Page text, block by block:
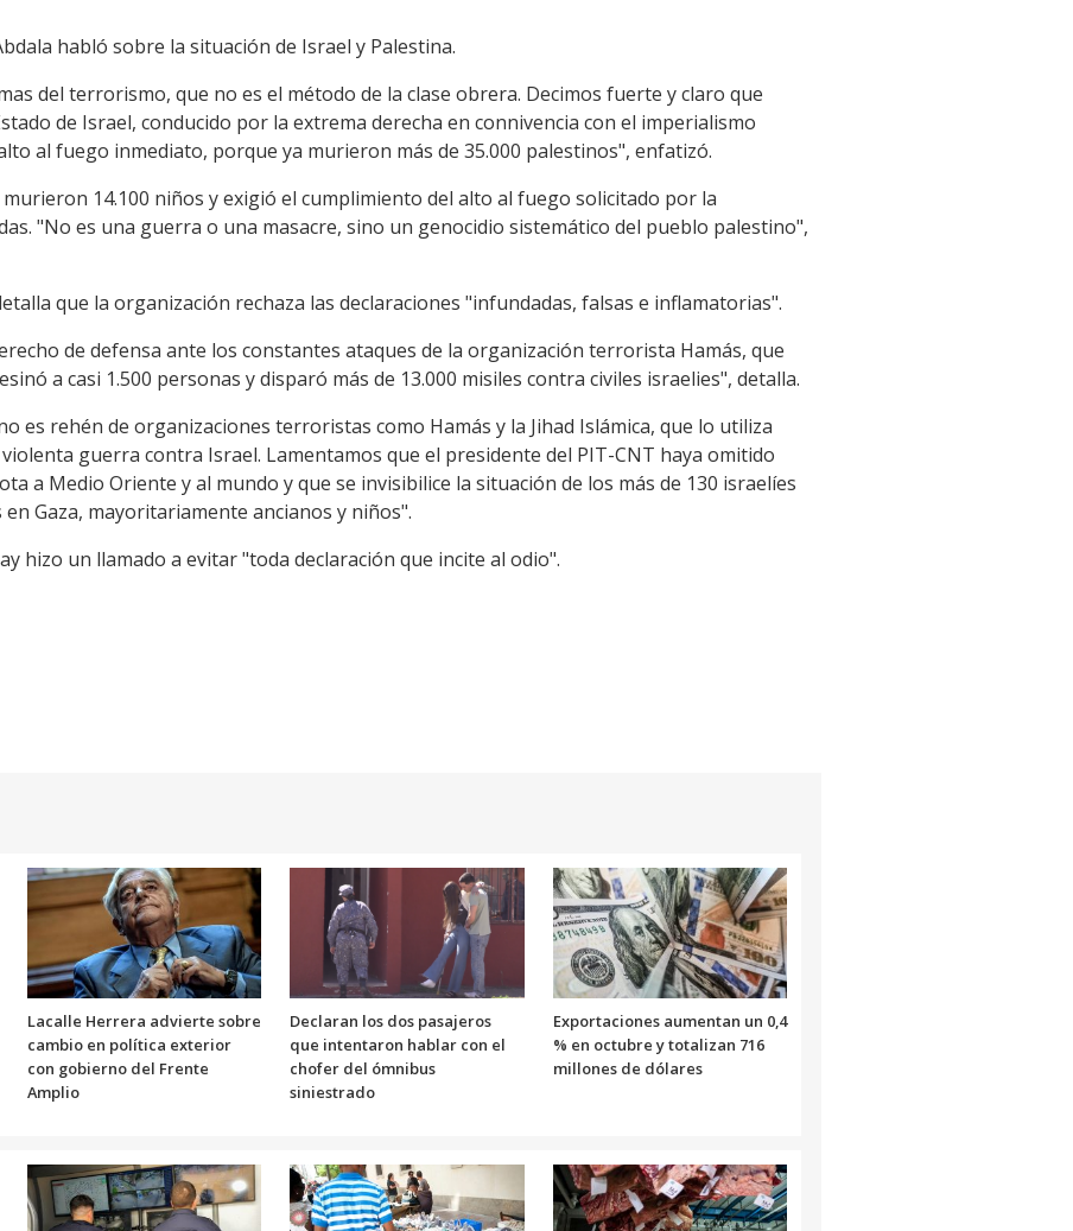
habló sobre la situación de Israel y Palestina.
del terrorismo, que no es el método de la clase obrera. Decimos fuerte y claro que
de Israel, conducido por la extrema derecha en connivencia con el imperialismo
al fuego inmediato, porque ya murieron más de 35.000 palestinos", enfatizó.
14.100 niños y exigió el cumplimiento del alto al fuego solicitado por la
"No es una guerra o una masacre, sino un genocidio sistemático del pueblo palestino",
que la organización rechaza las declaraciones "infundadas, falsas e inflamatorias".
de defensa ante los constantes ataques de la organización terrorista Hamás, que
a casi 1.500 personas y disparó más de 13.000 misiles contra civiles israelies", detalla.
es rehén de organizaciones terroristas como Hamás y la Jihad Islámica, que lo utiliza
guerra contra Israel. Lamentamos que el presidente del PIT-CNT haya omitido
a Medio Oriente y al mundo y que se invisibilice la situación de los más de 130 israelíes
Gaza, mayoritariamente ancianos y niños".
hizo un llamado a evitar "toda declaración que incite al odio".
Lacalle Herrera advierte sobre
cambio en política exterior
con gobierno del Frente
Amplio
Declaran los dos pasajeros
que intentaron hablar con el
chofer del ómnibus
siniestrado
Exportaciones aumentan un 0,4
% en octubre y totalizan 716
millones de dólares